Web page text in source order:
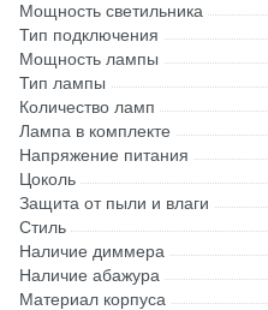
Мощность светильника
Тип подключения
Мощность лампы
Тип лампы
Количество ламп
Лампа в комплекте
Напряжение питания
Цоколь
Защита от пыли и влаги
Стиль
Наличие диммера
Наличие абажура
Материал корпуса